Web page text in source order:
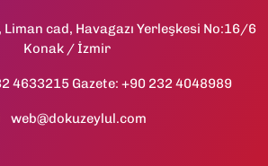
Liman cad, Havagazı Yerleşkesi No:16/6
Konak / İzmir
4633215 Gazete: +90 232 4048989
web@dokuzeylul.com